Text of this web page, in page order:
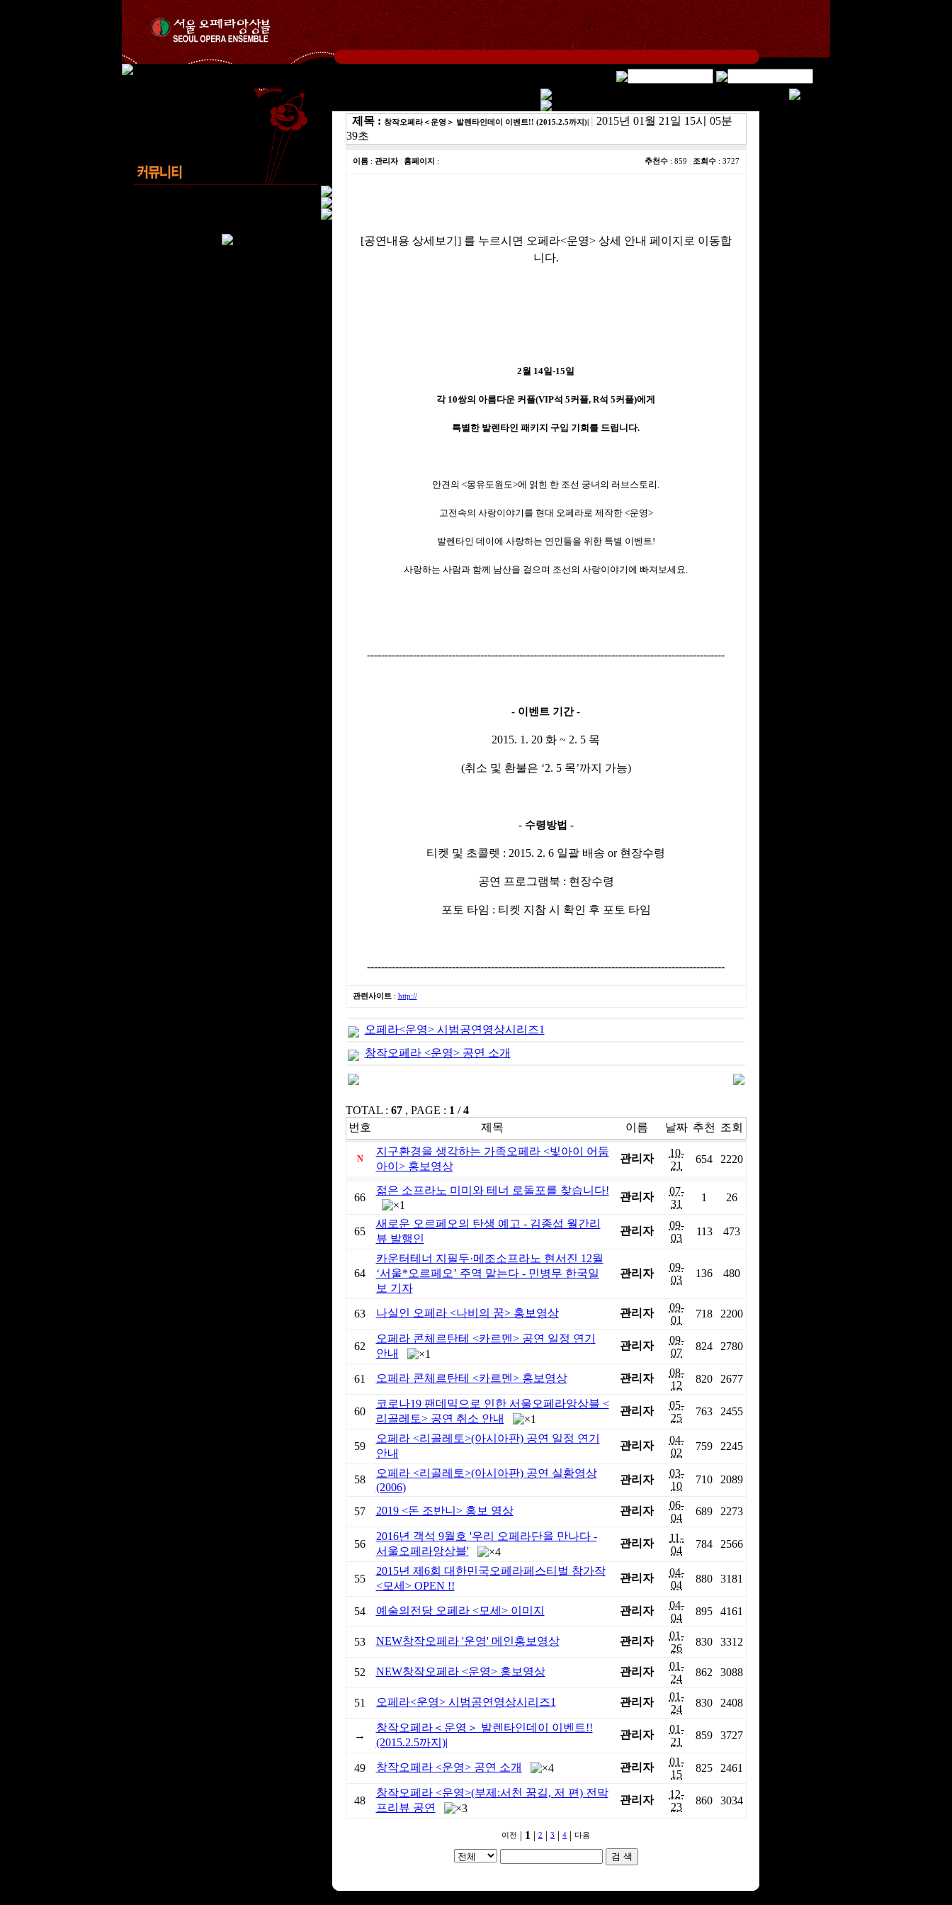
제목 : 창작오페라＜운영＞ 발렌타인데이 이벤트!! (2015.2.5까지)| | 2015년 01월 21일 15시 05분
39초
이름: 관리자 홈페이지 : 추천수: 859 조회수: 3727
[공연내용 상세보기] 를 누르시면 오페라<운영> 상세 안내 페이지로 이동합
니다.
2월 14일-15일
각 10쌍의 아름다운 커플(VIP석 5커플, R석 5커플)에게
특별한 발렌타인 패키지 구입 기회를 드립니다.
안견의 <몽유도원도>에 얽힌 한 조선 궁녀의 러브스토리.
고전속의 사랑이야기를 현대 오페라로 제작한 <운영>
발렌타인 데이에 사랑하는 연인들을 위한 특별 이벤트!
사랑하는 사람과 함께 남산을 걸으며 조선의 사랑이야기에 빠져보세요.
-----------------------------------------------------------------------------------------------------
- 이벤트 기간 -
2015. 1. 20 화 ~ 2. 5 목
(취소 및 환불은 ‘2. 5 목’까지 가능)
- 수령방법 -
티켓 및 초콜렛 : 2015. 2. 6 일괄 배송 or 현장수령
공연 프로그램북 : 현장수령
포토 타임 : 티켓 지참 시 확인 후 포토 타임
-----------------------------------------------------------------------------------------------------
관련사이트 : http://
오페라<운영> 시범공연영상시리즈1
창작오페라 <운영> 공연 소개
TOTAL : 67, PAGE : 1 /4
번호
제목 이름 날짜 추천 조회
N
지구환경을 생각하는 가족오페라 <빛아이 어둠
아이> 홍보영상
관리자
10-
21
654 2220
66
젊은 소프라노 미미와 테너 로돌포를 찾습니다!
관리자
07-
31
1 26
65
새로운 오르페오의 탄생 예고 - 김종섭 월간리
뷰 발행인
관리자
09-
03
113 473
64
카운터테너 지필두·메조소프라노 현서진 12월
‘서울*오르페오’ 주역 맡는다 - 민병무 한국일
보 기자
관리자
09-
03
136 480
63 나실인 오페라 <나비의 꿈> 홍보영상 관리자
09-
01
718 2200
62
오페라 콘체르탄테 <카르멘> 공연 일정 연기
안내
관리자
09-
07
824 2780
61 오페라 콘체르탄테 <카르멘> 홍보영상 관리자
08-
12
820 2677
60
코로나19 팬데믹으로 인한 서울오페라앙상블 <
리골레토> 공연 취소 안내
관리자
05-
25
763 2455
59
오페라 <리골레토>(아시아판) 공연 일정 연기
안내
관리자
04-
02
759 2245
58
오페라 <리골레토>(아시아판) 공연 실황영상
(2006)
관리자
03-
10
710 2089
57 2019 <돈 조반니> 홍보 영상 관리자
06-
04
689 2273
56
2016년 객석 9월호 '우리 오페라단을 만나다 -
서울오페라앙상블'
관리자
11-
04
784 2566
55
2015년 제6회 대한민국오페라페스티벌 참가작
<모세> OPEN !!
관리자
04-
04
880 3181
54 예술의전당 오페라 <모세> 이미지 관리자
04-
04
895 4161
53 NEW창작오페라 '운영' 메인홍보영상 관리자
01-
26
830 3312
52 NEW창작오페라 <운영> 홍보영상 관리자
01-
24
862 3088
51 오페라<운영> 시범공연영상시리즈1 관리자
01-
24
830 2408
→
창작오페라＜운영＞ 발렌타인데이 이벤트!!
(2015.2.5까지)|
관리자
01-
21
859 3727
49 창작오페라 <운영> 공연 소개 관리자
01-
15
825 2461
48
창작오페라 <운영>(부제:서천 꿈길, 저 편) 전막
프리뷰 공연
관리자
12-
23
860 3034
이전 | 1 | 2 | 3 | 4 | 다음